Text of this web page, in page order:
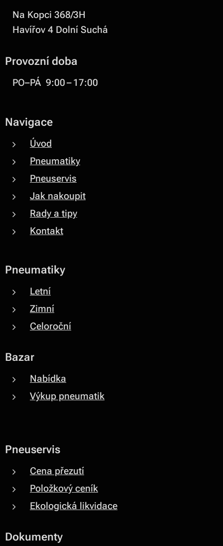
Na Kopci 368/3H
Havířov 4 Dolní Suchá
Provozní doba
PO–PÁ 9:00 – 17:00
Navigace
Úvod
Pneumatiky
Pneuservis
Jak nakoupit
Rady a tipy
Kontakt
Pneumatiky
Letní
Zimní
Celoroční
Bazar
Nabídka
Výkup pneumatik
Pneuservis
Cena přezutí
Položkový ceník
Ekologická likvidace
Dokumenty